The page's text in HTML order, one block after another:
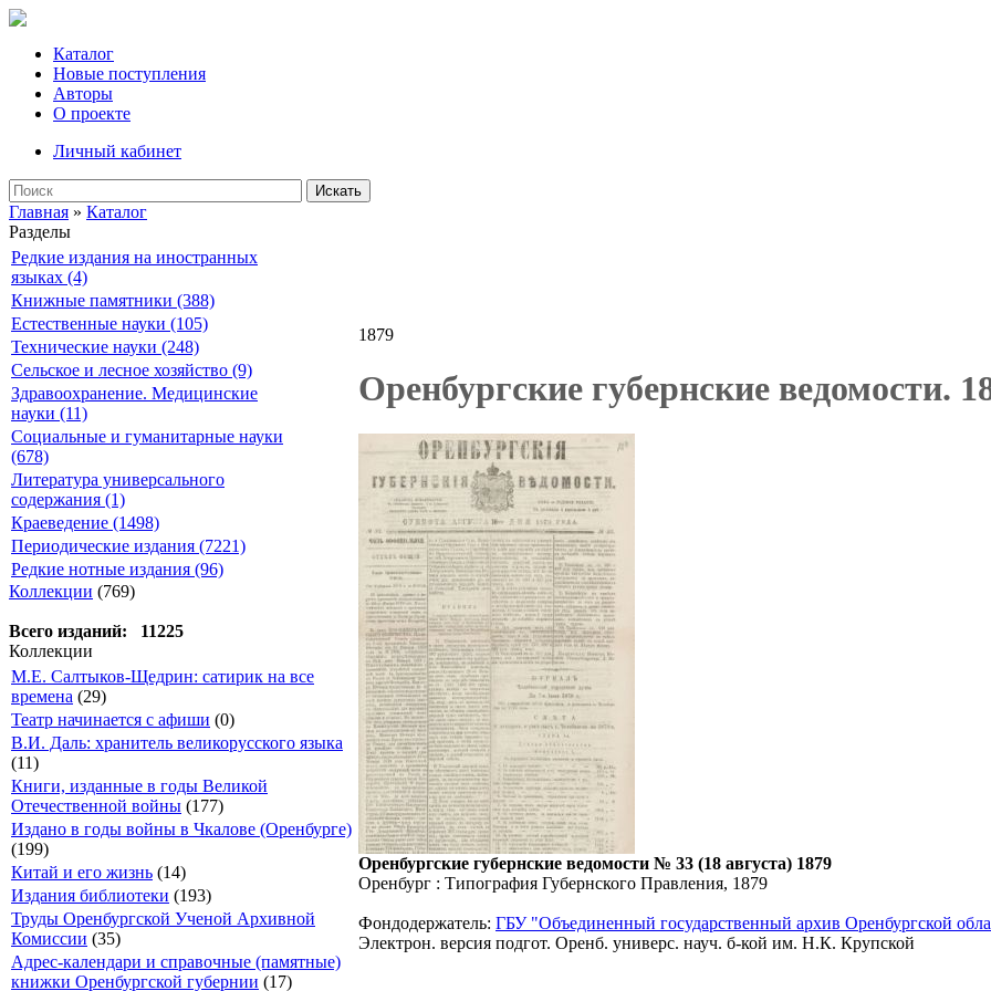
Каталог
Новые поступления
Авторы
О проекте
Личный кабинет
Искать
Главная » Каталог
Разделы
Редкие издания на иностранных
языках (4)
Книжные памятники (388)
Естественные науки (105)
Технические науки (248)
Сельское и лесное хозяйство (9)
Здравоохранение. Медицинские
науки (11)
Социальные и гуманитарные науки
(678)
Литература универсального
содержания (1)
Краеведение (1498)
Периодические издания (7221)
Редкие нотные издания (96)
Коллекции (769)
Всего изданий: 11225
Коллекции
М.Е. Салтыков-Щедрин: сатирик на все
времена (29)
Театр начинается с афиши (0)
В.И. Даль: хранитель великорусского языка
(11)
Книги, изданные в годы Великой
Отечественной войны (177)
Издано в годы войны в Чкалове (Оренбурге)
(199)
Китай и его жизнь (14)
Издания библиотеки (193)
Труды Оренбургской Ученой Архивной
Комиссии (35)
Адрес-календари и справочные (памятные)
книжки Оренбургской губернии (17)
1879
Оренбургские губернские ведомости.
Оренбургские губернские ведомости № 33 (18 августа) 1879
Оренбург : Типография Губернского Правления, 1879
Фондодержатель: ГБУ "Объединенный государственный архив Оренбургской
Электрон. версия подгот. Оренб. универс. науч. б-кой им. Н.К. Крупской